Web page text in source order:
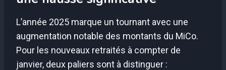
L’année 2025 marque un tournant avec une
augmentation notable des montants du MiCo.
Pour les nouveaux retraités à compter de
janvier, deux paliers sont à distinguer :